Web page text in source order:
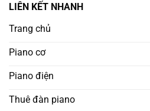
LIÊN KẾT NHANH
Trang chủ
Piano cơ
Piano điện
Thuê đàn piano